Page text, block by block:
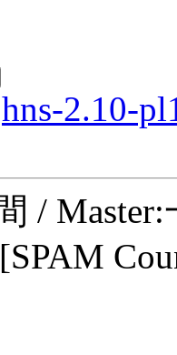
hns-2.10-
/